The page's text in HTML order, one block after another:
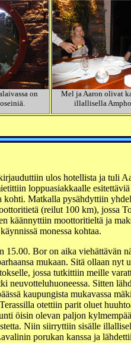
on
Mel ja Aaron olivat
illallisella
ulos hotellista ja tuli
loppuasiakkaalle
kohti. Matkalla pysähdyttiin
(reilut 100 km), jossa
käännyttiin moottoritieltä ja
monessa kohtaa.
15.00. Bor on aika viehättävän
mukaan. Sitä ollaan nyt
jossa tutkittiin meille
neuvotteluhuoneessa. Sitten
kaupungista mukavassa
otettiin parit oluet
öisin olevan paljon
Niin siirryttiin sisälle
porukan kanssa ja